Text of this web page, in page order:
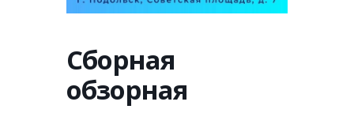
Сборная
обзорная